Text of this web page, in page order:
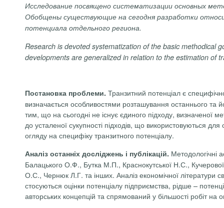
Исследование посвящено систематизации основных
Обобщены существующие на сегодня разработки
потенциала отдельного региона.
Research is devoted systematization of the basic methodical
developments are generalized in relation to the estimation of
Постановка проблеми. Транзитний потенціал є
визначається особливостями розташування останнього та
тим, що на сьогодні не існує єдиного підходу, визначеної
до усталеної сукупності підходів, що використовуються
огляду на специфіку транзитного потенціалу.
Аналіз останніх досліджень і публікацій. Методологічні
Балацького О.Ф., Бутка М.П., Краснокутської Н.С.,
О.С., Чернюк Л.Г. та інших. Аналіз економічної літератури
стосуються оцінки потенціалу підприємства, рідше –
авторських концепцій та спрямований у більшості робіт на